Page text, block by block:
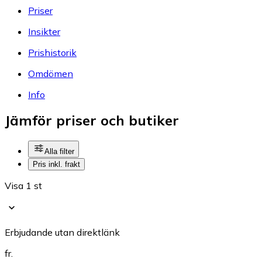
Priser
Insikter
Prishistorik
Omdömen
Info
Jämför priser och butiker
Alla filter
Pris inkl. frakt
Visa 1 st
Erbjudande utan direktlänk
fr.